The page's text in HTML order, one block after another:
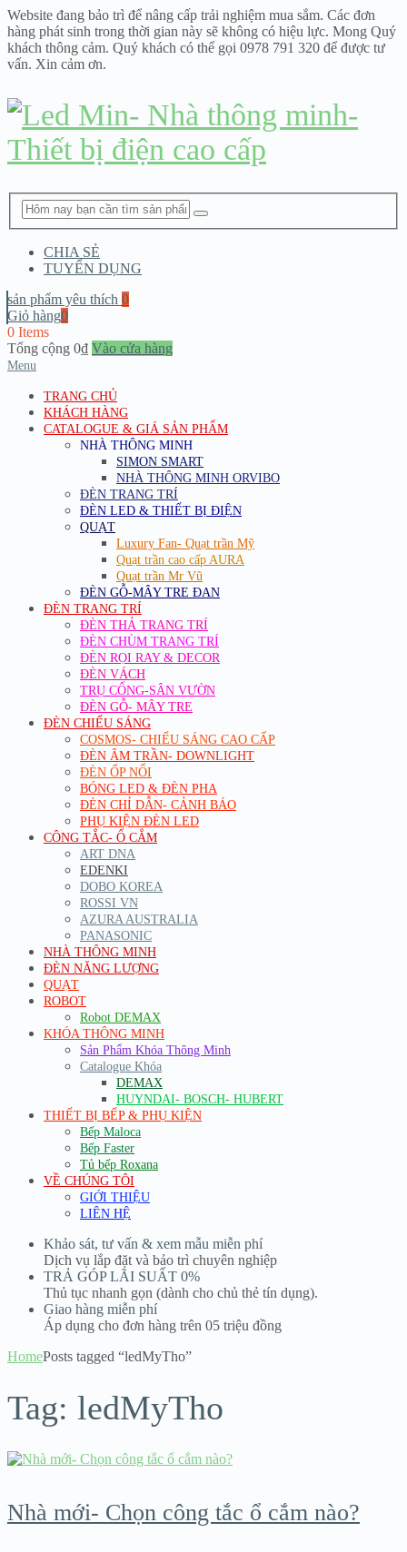
Website đang bảo trì để nâng cấp trải nghiệm mua sắm. Các đơn
hàng phát sinh trong thời gian này sẽ không có hiệu lực. Mong Quý
khách thông cảm. Quý khách có thể gọi 0978 791 320 để được tư
vấn. Xin cảm ơn.
CHIA SẺ
TUYỂN DỤNG
sản phẩm yêu thích 0
Giỏ hàng0
0 Items
Tổng cộng 0₫ Vào cửa hàng
Menu
TRANG CHỦ
KHÁCH HÀNG
CATALOGUE & GIÁ SẢN PHẨM
NHÀ THÔNG MINH
SIMON SMART
NHÀ THÔNG MINH ORVIBO
ĐÈN TRANG TRÍ
ĐÈN LED & THIẾT BỊ ĐIỆN
QUẠT
Luxury Fan- Quạt trần Mỹ
Quạt trần cao cấp AURA
Quạt trần Mr Vũ
ĐÈN GỖ-MÂY TRE ĐAN
ĐÈN TRANG TRÍ
ĐÈN THẢ TRANG TRÍ
ĐÈN CHÙM TRANG TRÍ
ĐÈN RỌI RAY & DECOR
ĐÈN VÁCH
TRỤ CỔNG-SÂN VƯỜN
ĐÈN GỖ- MÂY TRE
ĐÈN CHIẾU SÁNG
COSMOS- CHIẾU SÁNG CAO CẤP
ĐÈN ÂM TRẦN- DOWNLIGHT
ĐÈN ỐP NỔI
BÓNG LED & ĐÈN PHA
ĐÈN CHỈ DẪN- CẢNH BÁO
PHỤ KIỆN ĐÈN LED
CÔNG TẮC- Ổ CẮM
ART DNA
EDENKI
DOBO KOREA
ROSSI VN
AZURA AUSTRALIA
PANASONIC
NHÀ THÔNG MINH
ĐÈN NĂNG LƯỢNG
QUẠT
ROBOT
Robot DEMAX
KHÓA THÔNG MINH
Sản Phẩm Khóa Thông Minh
Catalogue Khóa
DEMAX
HUYNDAI- BOSCH- HUBERT
THIẾT BỊ BẾP & PHỤ KIỆN
Bếp Maloca
Bếp Faster
Tủ bếp Roxana
VỀ CHÚNG TÔI
GIỚI THIỆU
LIÊN HỆ
Khảo sát, tư vấn & xem mẫu miễn phí
Dịch vụ lắp đặt và bảo trì chuyên nghiệp
TRẢ GÓP LÃI SUẤT 0%
Thủ tục nhanh gọn (dành cho chủ thẻ tín dụng).
Giao hàng miễn phí
Áp dụng cho đơn hàng trên 05 triệu đồng
HomePosts tagged “ledMyTho”
Tag: ledMyTho
Nhà mới- Chọn công tắc ổ cắm nào?